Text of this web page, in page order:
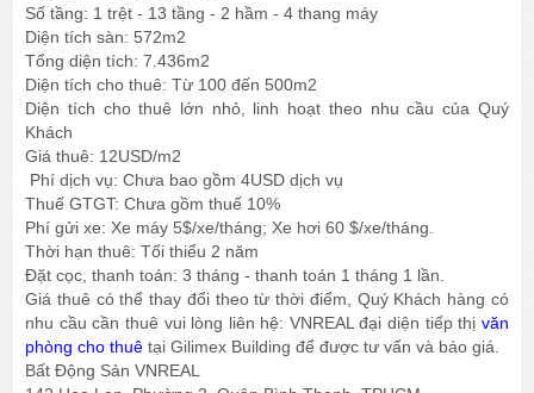
Số tầng: 1 trệt - 13 tầng - 2 hầm - 4 thang máy
Diện tích sàn: 572m2
Tổng diện tích: 7.436m2
Diện tích cho thuê: Từ 100 đến 500m2
Diện tích cho thuê lớn nhỏ, linh hoạt theo nhu cầu của Quý
Khách
Giá thuê: 12USD/m2
Phí dịch vụ: Chưa bao gồm 4USD dịch vụ
Thuế GTGT: Chưa gồm thuế 10%
Phí gửi xe: Xe máy 5$/xe/tháng; Xe hơi 60 $/xe/tháng.
Thời hạn thuê: Tối thiểu 2 năm
Đặt cọc, thanh toán: 3 tháng - thanh toán 1 tháng 1 lần.
Giá thuê có thể thay đổi theo từ thời điểm, Quý Khách hàng có
nhu cầu cần thuê vui lòng liên hệ: VNREAL đại diện tiếp thị văn
phòng cho thuê tại Gilimex Building để được tư vấn và báo giá.
Bất Động Sản VNREAL